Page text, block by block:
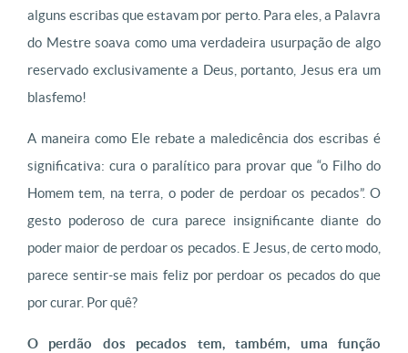
alguns escribas que estavam por perto. Para eles, a Palavra
do Mestre soava como uma verdadeira usurpação de algo
reservado exclusivamente a Deus, portanto, Jesus era um
blasfemo!
A maneira como Ele rebate a maledicência dos escribas é
significativa: cura o paralítico para provar que “o Filho do
Homem tem, na terra, o poder de perdoar os pecados”. O
gesto poderoso de cura parece insignificante diante do
poder maior de perdoar os pecados. E Jesus, de certo modo,
parece sentir-se mais feliz por perdoar os pecados do que
por curar. Por quê?
O perdão dos pecados tem, também, uma função